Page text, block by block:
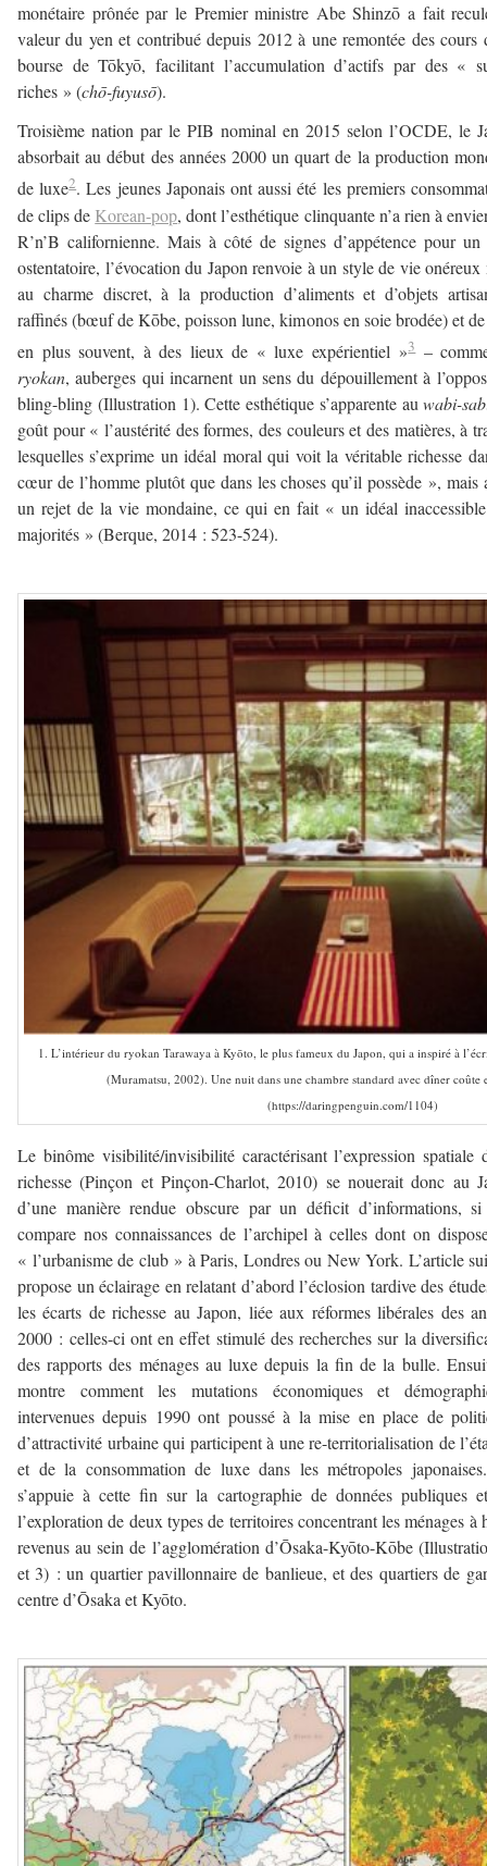
monétaire prônée par le Premier ministre Abe Shinzō a fait
valeur du yen et contribué depuis 2012 à une remontée des cours
bourse de Tōkyō, facilitant l’accumulation d’actifs par des «
riches » (chō-fuyusō).
Troisième nation par le PIB nominal en 2015 selon l’OCDE, le
absorbait au début des années 2000 un quart de la production
de luxe2. Les jeunes Japonais ont aussi été les premiers
de clips de Korean-pop, dont l’esthétique clinquante n’a rien à
R’n’B californienne. Mais à côté de signes d’appétence pour
ostentatoire, l’évocation du Japon renvoie à un style de vie onéreux
au charme discret, à la production d’aliments et d’objets
raffinés (bœuf de Kōbe, poisson lune, kimonos en soie brodée) et
en plus souvent, à des lieux de « luxe expérientiel »3–
ryokan, auberges qui incarnent un sens du dépouillement à
bling-bling (Illustration 1). Cette esthétique s’apparente auwabi-
goût pour « l’austérité des formes, des couleurs et des matières, à
lesquelles s’exprime un idéal moral qui voit la véritable richesse
cœur de l’homme plutôt que dans les choses qu’il possède », mais
un rejet de la vie mondaine, ce qui en fait « un idéal
majorités » (Berque, 2014 : 523-524).
1. L’intérieur du ryokan Tarawaya à Kyōto, le plus fameux du Japon, qui a inspiré à
(Muramatsu, 2002). Une nuit dans une chambre standard avec dîner coûte
(https://daringpenguin.com/1104)
Le binôme visibilité/invisibilité caractérisant l’expression spatiale
richesse (Pinçon et Pinçon-Charlot, 2010) se nouerait donc au
d’une manière rendue obscure par un déficit d’informations, si
compare nos connaissances de l’archipel à celles dont on
« l’urbanisme de club » à Paris, Londres ou New York. L’article
propose un éclairage en relatant d’abord l’éclosion tardive des
les écarts de richesse au Japon, liée aux réformes libérales des
2000 : celles-ci ont en effet stimulé des recherches sur la
des rapports des ménages au luxe depuis la fin de la bulle.
montre comment les mutations économiques et
intervenues depuis 1990 ont poussé à la mise en place de
d’attractivité urbaine qui participent à une re-territorialisation de
et de la consommation de luxe dans les métropoles
s’appuie à cette fin sur la cartographie de données publiques
l’exploration de deux types de territoires concentrant les ménages à
revenus au sein de l’agglomération d’Ōsaka-Kyōto-Kōbe
et 3) : un quartier pavillonnaire de banlieue, et des quartiers de
centre d’Ōsaka et Kyōto.